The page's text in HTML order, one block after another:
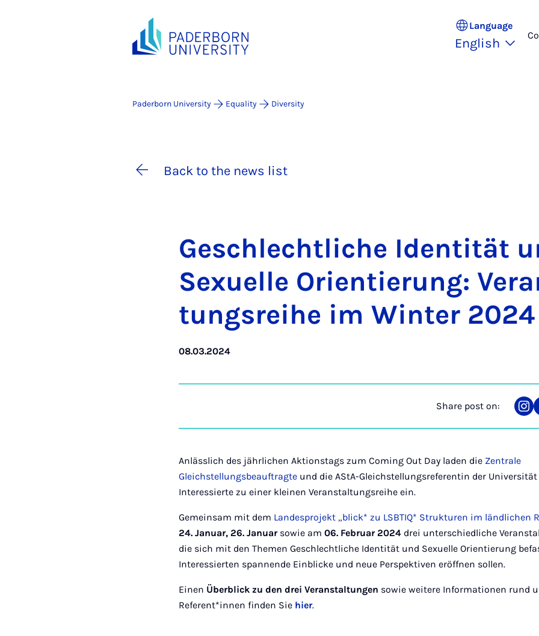
Language
English
Paderborn University Equality Diversity
Back to the news list
Geschlecht­liche Iden­tität
Sexuelle Ori­entier­ung:
tung­s­reihe im Winter 2024
08.03.2024
Share post on:
on
Anlässlich des jährlichen Aktionstags zum Coming Out Day laden die Zentrale
Gleichstellungsbeauftragte und die AStA-Gleichstellungsreferentin der Universität
Interessierte zu einer kleinen Veranstaltungsreihe ein.
Gemeinsam mit dem Landesprojekt „blick* zu LSBTIQ* Strukturen im ländlichen
24. Januar, 26. Januar sowie am06. Februar 2024 drei unterschiedliche
die sich mit den Themen Geschlechtliche Identität und Sexuelle Orientierung
Interessierten spannende Einblicke und neue Perspektiven eröffnen sollen.
Einen Überblick zu den drei Veranstaltungen sowie weitere Informationen rund
Referent*innen finden Sie hier.